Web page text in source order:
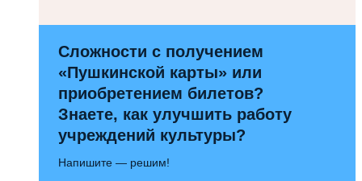
Сложности с получением
«Пушкинской карты» или
приобретением билетов?
Знаете, как улучшить работу
учреждений культуры?
Напишите — решим!